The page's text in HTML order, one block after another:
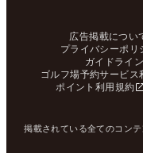
広告掲載につい
プライバシーポリ
ガイドライン
ゴルフ場予約サービス
ポイント利用規約
掲載されている全てのコン